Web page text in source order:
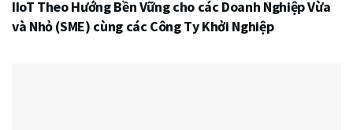
IIoT Theo Hướng Bền Vững cho các Doanh Nghiệp Vừa
và Nhỏ (SME) cùng các Công Ty Khởi Nghiệp